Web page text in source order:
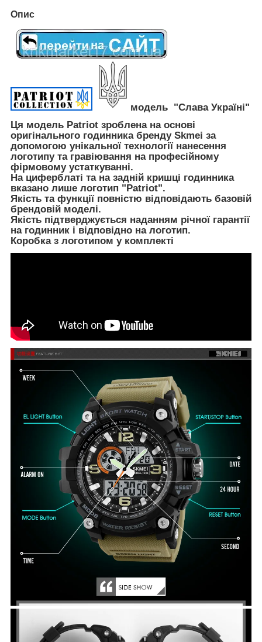
Опис
модель "Слава Україні"
Ця модель Patriot зроблена на основі
оригінального годинника бренду Skmei за
допомогою унікальної технології нанесення
логотипу та гравіювання на професійному
фірмовому устаткуванні.
На циферблаті та на задній кришці годинника
вказано лише логотип "Patriot".
Якість та функції повністю відповідають базовій
брендовій моделі.
Якість підтверджується наданням річної гарантії
на годинник і відповідно на логотип.
Коробка з логотипом у комплекті